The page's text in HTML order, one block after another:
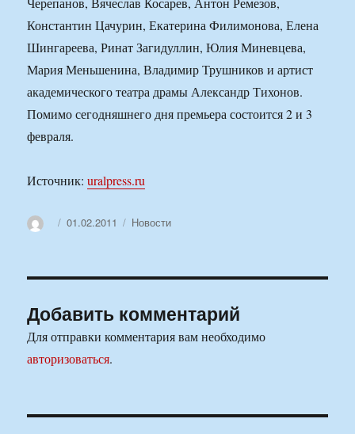
Константин Цачурин, Екатерина Филимонова, Елена
Шингареева, Ринат Загидуллин, Юлия Миневцева,
Мария Меньшенина, Владимир Трушников и артист
академического театра драмы Александр Тихонов.
Помимо сегодняшнего дня премьера состоится 2 и 3
февраля.
Источник:uralpress.ru
АвторОпубликовано
01.02.2011 Рубрики
Новости
Добавить комментарий
Для отправки комментария вам необходимо
авторизоваться.